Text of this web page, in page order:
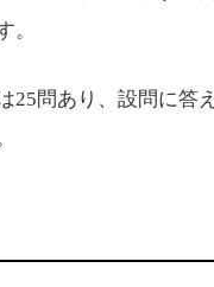
。
25問あり、設問に答